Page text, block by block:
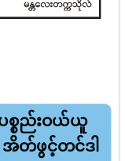
မန္တလေးတက္ကသိုလ်
ဖွင့်တင်ဒါခေါ်ယူခြင်း
စ္စည်းဝယ်ယူ
အိတ်ဖွင့်တင်ဒါ